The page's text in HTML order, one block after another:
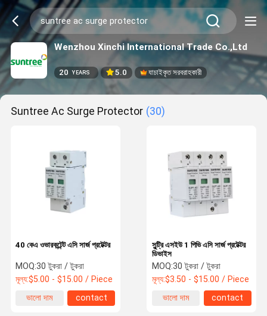
Wenzhou Xinchi International Trade Co.,Ltd
20 YEARS 5.0 যাচাইকৃত সরবরাহকারী
Suntree Ac Surge Protector (30)
40 কেএ ওভারকন্টেন্ট এসি সার্জ প্রটেক্টর
MOQ:30 টুকরা / টুকরা
মূল্য:$5.00 - $15.00 / Piece
ভালো দাম
contact
সুন্ট্রি এসইউ 1 পিভি এসি সার্জ প্রটেক্টর
ডিভাইস
MOQ:30 টুকরা / টুকরা
মূল্য:$3.50 - $15.00 / Piece
ভালো দাম
contact